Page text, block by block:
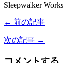
Sleepwalker Works
← 前の記事
次の記事 →
コメントする